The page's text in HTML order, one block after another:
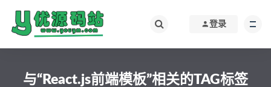
登录
与“React.js前端模板”相关的TAG标签